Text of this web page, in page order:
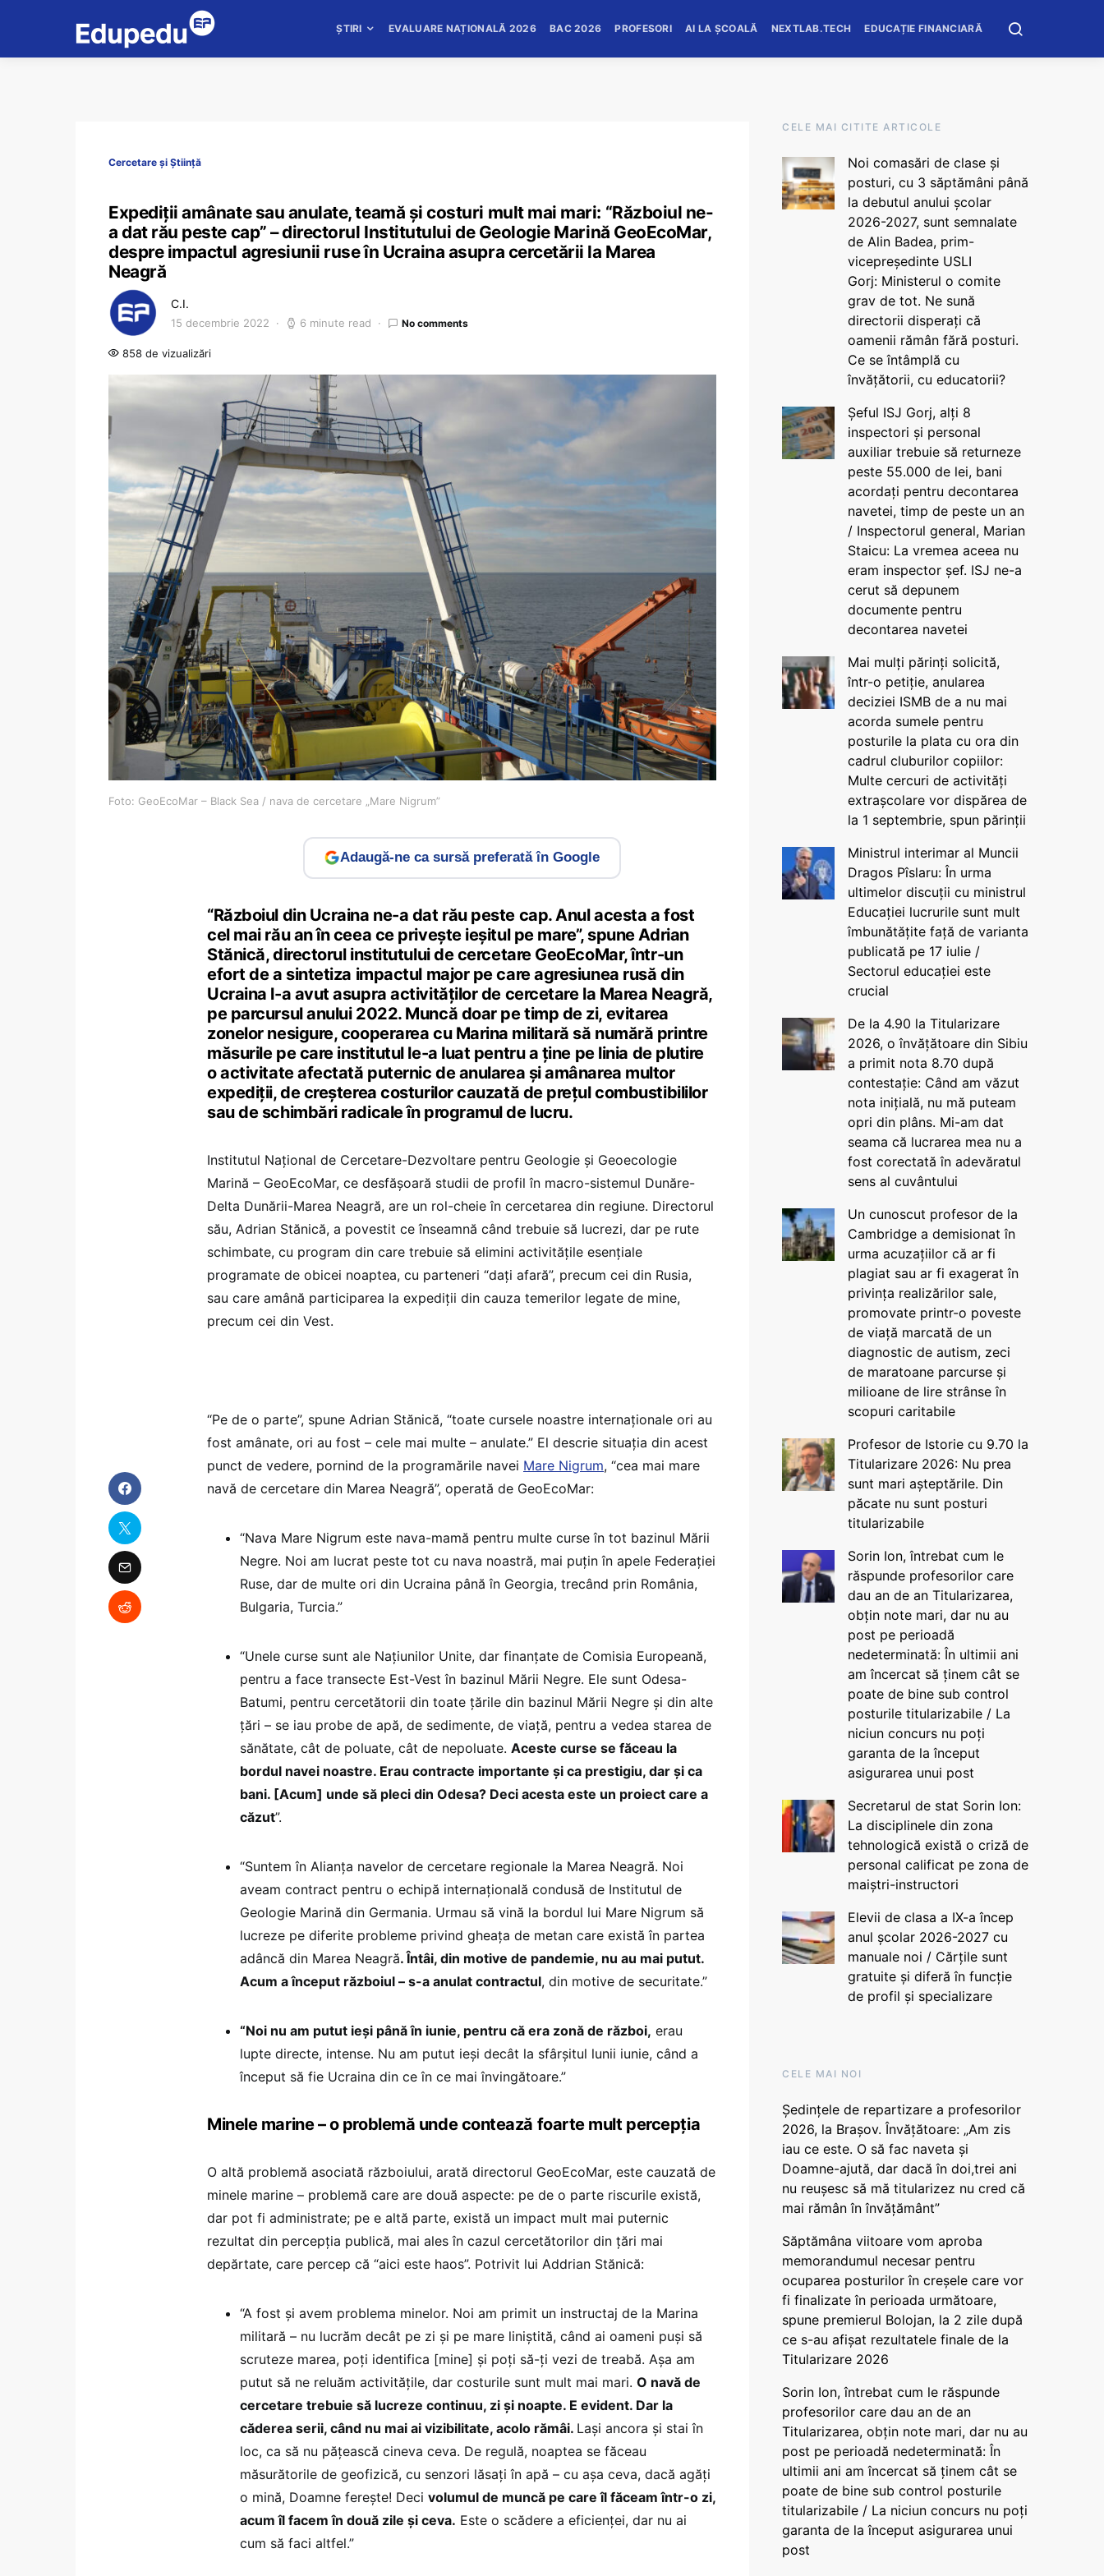
ȘTIRI EVALUARE NAȚIONALĂ 2026 BAC 2026 PROFESORI AI LA ȘCOALĂ NEXTLAB.TECH EDUCAȚIE FINANCIARĂ
Cercetare și Știință
Expediții amânate sau anulate, teamă și costuri mult mai mari: “Războiul ne-
a dat rău peste cap” – directorul Institutului de Geologie Marină GeoEcoMar,
despre impactul agresiunii ruse în Ucraina asupra cercetării la Marea
Neagră
C.I.
15 decembrie 2022 6 minute read No comments
858 de vizualizări
Foto: GeoEcoMar – Black Sea / nava de cercetare „Mare Nigrum”
Adaugă-ne ca sursă preferată în Google
“Războiul din Ucraina ne-a dat rău peste cap. Anul acesta a fost
cel mai rău an în ceea ce privește ieșitul pe mare”, spune Adrian
Stănică, directorul institutului de cercetare GeoEcoMar, într-un
efort de a sintetiza impactul major pe care agresiunea rusă din
Ucraina l-a avut asupra activităților de cercetare la Marea Neagră,
pe parcursul anului 2022. Muncă doar pe timp de zi, evitarea
zonelor nesigure, cooperarea cu Marina militară să numără printre
măsurile pe care institutul le-a luat pentru a ține pe linia de plutire
o activitate afectată puternic de anularea și amânarea multor
expediții, de creșterea costurilor cauzată de prețul combustibililor
sau de schimbări radicale în programul de lucru.
Institutul Național de Cercetare-Dezvoltare pentru Geologie și Geoecologie
Marină – GeoEcoMar, ce desfășoară studii de profil în macro-sistemul Dunăre-
Delta Dunării-Marea Neagră, are un rol-cheie în cercetarea din regiune. Directorul
său, Adrian Stănică, a povestit ce înseamnă când trebuie să lucrezi, dar pe rute
schimbate, cu program din care trebuie să elimini activitățile esențiale
programate de obicei noaptea, cu parteneri “dați afară”, precum cei din Rusia,
sau care amână participarea la expediții din cauza temerilor legate de mine,
precum cei din Vest.
“Pe de o parte”, spune Adrian Stănică, “toate cursele noastre internaționale ori au
fost amânate, ori au fost – cele mai multe – anulate.” El descrie situația din acest
punct de vedere, pornind de la programările navei Mare Nigrum, “cea mai mare
navă de cercetare din Marea Neagră”, operată de GeoEcoMar:
“Nava Mare Nigrum este nava-mamă pentru multe curse în tot bazinul Mării
Negre. Noi am lucrat peste tot cu nava noastră, mai puțin în apele Federației
Ruse, dar de multe ori din Ucraina până în Georgia, trecând prin România,
Bulgaria, Turcia.”
“Unele curse sunt ale Națiunilor Unite, dar finanțate de Comisia Europeană,
pentru a face transecte Est-Vest în bazinul Mării Negre. Ele sunt Odesa-
Batumi, pentru cercetătorii din toate țările din bazinul Mării Negre și din alte
țări – se iau probe de apă, de sedimente, de viață, pentru a vedea starea de
sănătate, cât de poluate, cât de nepoluate. Aceste curse se făceau la
bordul navei noastre. Erau contracte importante și ca prestigiu, dar și ca
bani. [Acum] unde să pleci din Odesa? Deci acesta este un proiect care a
căzut”.
“Suntem în Alianța navelor de cercetare regionale la Marea Neagră. Noi
aveam contract pentru o echipă internațională condusă de Institutul de
Geologie Marină din Germania. Urmau să vină la bordul lui Mare Nigrum să
lucreze pe diferite probleme privind gheața de metan care există în partea
adâncă din Marea Neagră. Întâi, din motive de pandemie, nu au mai putut.
Acum a început războiul – s-a anulat contractul, din motive de securitate.”
“Noi nu am putut ieși până în iunie, pentru că era zonă de război, erau
lupte directe, intense. Nu am putut ieși decât la sfârșitul lunii iunie, când a
început să fie Ucraina din ce în ce mai învingătoare.”
Minele marine – o problemă unde contează foarte mult percepția
O altă problemă asociată războiului, arată directorul GeoEcoMar, este cauzată de
minele marine – problemă care are două aspecte: pe de o parte riscurile există,
dar pot fi administrate; pe e altă parte, există un impact mult mai puternic
rezultat din percepția publică, mai ales în cazul cercetătorilor din țări mai
depărtate, care percep că “aici este haos”. Potrivit lui Addrian Stănică:
“A fost și avem problema minelor. Noi am primit un instructaj de la Marina
militară – nu lucrăm decât pe zi și pe mare liniștită, când ai oameni puși să
scruteze marea, poți identifica [mine] și poți să-ți vezi de treabă. Așa am
putut să ne reluăm activitățile, dar costurile sunt mult mai mari. O navă de
cercetare trebuie să lucreze continuu, zi și noapte. E evident. Dar la
căderea serii, când nu mai ai vizibilitate, acolo rămâi. Lași ancora și stai în
loc, ca să nu pățească cineva ceva. De regulă, noaptea se făceau
măsurătorile de geofizică, cu senzori lăsați în apă – cu așa ceva, dacă agăți
o mină, Doamne ferește! Deci volumul de muncă pe care îl făceam într-o zi,
acum îl facem în două zile și ceva. Este o scădere a eficienței, dar nu ai
cum să faci altfel.”
CELE MAI CITITE ARTICOLE
Noi comasări de clase și
posturi, cu 3 săptămâni până
la debutul anului școlar
2026-2027, sunt semnalate
de Alin Badea, prim-
vicepreședinte USLI
Gorj: Ministerul o comite
grav de tot. Ne sună
directorii disperați că
oamenii rămân fără posturi.
Ce se întâmplă cu
învățătorii, cu educatorii?
Șeful ISJ Gorj, alți 8
inspectori și personal
auxiliar trebuie să returneze
peste 55.000 de lei, bani
acordați pentru decontarea
navetei, timp de peste un an
/ Inspectorul general, Marian
Staicu: La vremea aceea nu
eram inspector șef. ISJ ne-a
cerut să depunem
documente pentru
decontarea navetei
Mai mulți părinți solicită,
într-o petiție, anularea
deciziei ISMB de a nu mai
acorda sumele pentru
posturile la plata cu ora din
cadrul cluburilor copiilor:
Multe cercuri de activități
extrașcolare vor dispărea de
la 1 septembrie, spun părinții
Ministrul interimar al Muncii
Dragos Pîslaru: În urma
ultimelor discuții cu ministrul
Educației lucrurile sunt mult
îmbunătățite față de varianta
publicată pe 17 iulie /
Sectorul educației este
crucial
De la 4.90 la Titularizare
2026, o învățătoare din Sibiu
a primit nota 8.70 după
contestație: Când am văzut
nota inițială, nu mă puteam
opri din plâns. Mi-am dat
seama că lucrarea mea nu a
fost corectată în adevăratul
sens al cuvântului
Un cunoscut profesor de la
Cambridge a demisionat în
urma acuzațiilor că ar fi
plagiat sau ar fi exagerat în
privința realizărilor sale,
promovate printr-o poveste
de viață marcată de un
diagnostic de autism, zeci
de maratoane parcurse și
milioane de lire strânse în
scopuri caritabile
Profesor de Istorie cu 9.70 la
Titularizare 2026: Nu prea
sunt mari așteptările. Din
păcate nu sunt posturi
titularizabile
Sorin Ion, întrebat cum le
răspunde profesorilor care
dau an de an Titularizarea,
obțin note mari, dar nu au
post pe perioadă
nedeterminată: În ultimii ani
am încercat să ținem cât se
poate de bine sub control
posturile titularizabile / La
niciun concurs nu poți
garanta de la început
asigurarea unui post
Secretarul de stat Sorin Ion:
La disciplinele din zona
tehnologică există o criză de
personal calificat pe zona de
maiștri-instructori
Elevii de clasa a IX-a încep
anul școlar 2026-2027 cu
manuale noi / Cărțile sunt
gratuite și diferă în funcție
de profil și specializare
CELE MAI NOI
Ședințele de repartizare a profesorilor
2026, la Brașov. Învățătoare: „Am zis
iau ce este. O să fac naveta și
Doamne-ajută, dar dacă în doi,trei ani
nu reușesc să mă titularizez nu cred că
mai rămân în învățământ”
Săptămâna viitoare vom aproba
memorandumul necesar pentru
ocuparea posturilor în creșele care vor
fi finalizate în perioada următoare,
spune premierul Bolojan, la 2 zile după
ce s-au afișat rezultatele finale de la
Titularizare 2026
Sorin Ion, întrebat cum le răspunde
profesorilor care dau an de an
Titularizarea, obțin note mari, dar nu au
post pe perioadă nedeterminată: În
ultimii ani am încercat să ținem cât se
poate de bine sub control posturile
titularizabile / La niciun concurs nu poți
garanta de la început asigurarea unui
post